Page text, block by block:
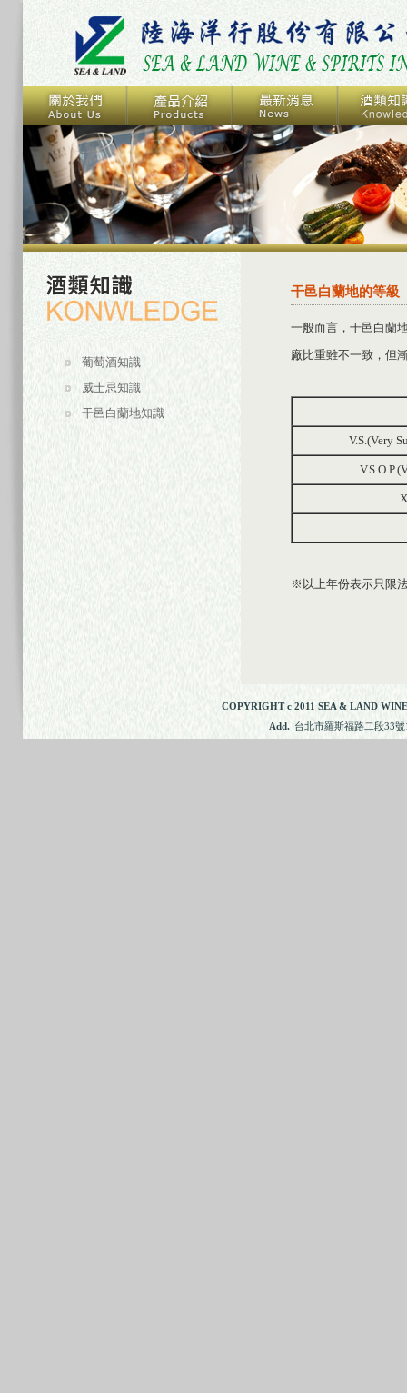
葡萄酒知識
威士忌知識
干邑白蘭地知識
干邑白蘭地的等級
一般而言，干邑白蘭
廠比重雖不一致，但
V.S.(Very
※以上年份表示只限
COPYRIGHT c 2011 SEA & LAND
Add. 台北市羅斯福路二段33號